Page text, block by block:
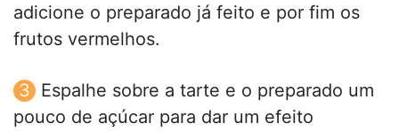
adicione o preparado já feito e por fim os
frutos vermelhos.
Espalhe sobre a tarte e o preparado um
pouco de açúcar para dar um efeito